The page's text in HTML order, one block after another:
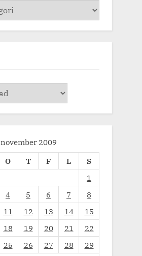
november 2009
O T F L
S
1
4 5 6 7
8
11 12 13 14
15
18 19 20 21
22
25 26 27 28
29